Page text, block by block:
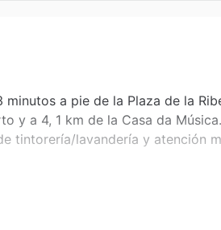
a pie de la Plaza de la
y a 4, 1 km de la Casa da
tintorería/lavandería y atención